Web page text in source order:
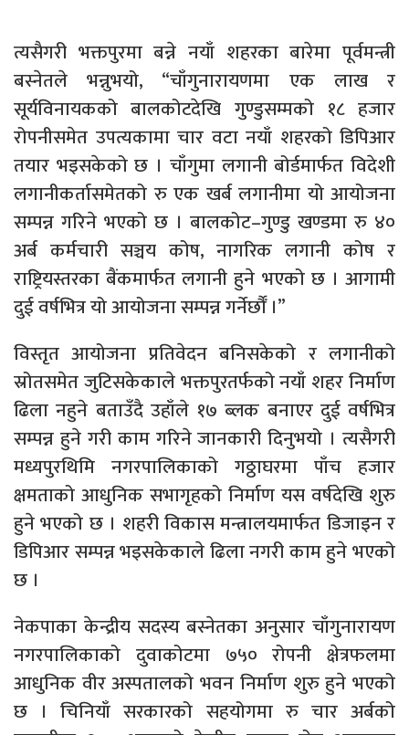
त्यसैगरी भक्तपुरमा बन्ने नयाँ शहरका बारेमा पूर्वमन्त्री
बस्नेतले भन्नुभयो, “चाँगुनारायणमा एक लाख र
सूर्यविनायकको बालकोटदेखि गुण्डुसम्मको १८ हजार
रोपनीसमेत उपत्यकामा चार वटा नयाँ शहरको डिपिआर
तयार भइसकेको छ । चाँगुमा लगानी बोर्डमार्फत विदेशी
लगानीकर्तासमेतको रु एक खर्ब लगानीमा यो आयोजना
सम्पन्न गरिने भएको छ । बालकोट–गुण्डु खण्डमा रु ४०
अर्ब कर्मचारी सञ्चय कोष, नागरिक लगानी कोष र
राष्ट्रियस्तरका बैंकमार्फत लगानी हुने भएको छ । आगामी
दुई वर्षभित्र यो आयोजना सम्पन्न गर्नेर्छौँ ।”
विस्तृत आयोजना प्रतिवेदन बनिसकेको र लगानीको
स्रोतसमेत जुटिसकेकाले भक्तपुरतर्फको नयाँ शहर निर्माण
ढिला नहुने बताउँदै उहाँले १७ ब्लक बनाएर दुई वर्षभित्र
सम्पन्न हुने गरी काम गरिने जानकारी दिनुभयो । त्यसैगरी
मध्यपुरथिमि नगरपालिकाको गठ्ठाघरमा पाँच हजार
क्षमताको आधुनिक सभागृहको निर्माण यस वर्षदेखि शुरु
हुने भएको छ । शहरी विकास मन्त्रालयमार्फत डिजाइन र
डिपिआर सम्पन्न भइसकेकाले ढिला नगरी काम हुने भएको
छ ।
नेकपाका केन्द्रीय सदस्य बस्नेतका अनुसार चाँगुनारायण
नगरपालिकाको दुवाकोटमा ७५० रोपनी क्षेत्रफलमा
आधुनिक वीर अस्पतालको भवन निर्माण शुरु हुने भएको
छ । चिनियाँ सरकारको सहयोगमा रु चार अर्बको